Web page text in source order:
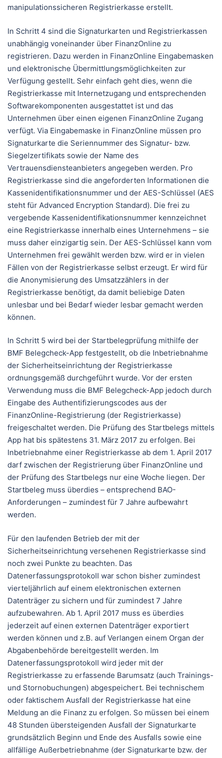
manipulationssicheren Registrierkasse erstellt.
In Schritt 4 sind die Signaturkarten und Registrierkassen
unabhängig voneinander über FinanzOnline zu
registrieren. Dazu werden in FinanzOnline Eingabemasken
und elektronische Übermittlungsmöglichkeiten zur
Verfügung gestellt. Sehr einfach geht dies, wenn die
Registrierkasse mit Internetzugang und entsprechenden
Softwarekomponenten ausgestattet ist und das
Unternehmen über einen eigenen FinanzOnline Zugang
verfügt. Via Eingabemaske in FinanzOnline müssen pro
Signaturkarte die Seriennummer des Signatur- bzw.
Siegelzertifikats sowie der Name des
Vertrauensdiensteanbieters angegeben werden. Pro
Registrierkasse sind die angeforderten Informationen die
Kassenidentifikationsnummer und der AES-Schlüssel (AES
steht für Advanced Encryption Standard). Die frei zu
vergebende Kassenidentifikationsnummer kennzeichnet
eine Registrierkasse innerhalb eines Unternehmens – sie
muss daher einzigartig sein. Der AES-Schlüssel kann vom
Unternehmen frei gewählt werden bzw. wird er in vielen
Fällen von der Registrierkasse selbst erzeugt. Er wird für
die Anonymisierung des Umsatzzählers in der
Registrierkasse benötigt, da damit beliebige Daten
unlesbar und bei Bedarf wieder lesbar gemacht werden
können.
In Schritt 5 wird bei der Startbelegprüfung mithilfe der
BMF Belegcheck-App festgestellt, ob die Inbetriebnahme
der Sicherheitseinrichtung der Registrierkasse
ordnungsgemäß durchgeführt wurde. Vor der ersten
Verwendung muss die BMF Belegcheck-App jedoch durch
Eingabe des Authentifizierungscodes aus der
FinanzOnline-Registrierung (der Registrierkasse)
freigeschaltet werden. Die Prüfung des Startbelegs mittels
App hat bis spätestens 31. März 2017 zu erfolgen. Bei
Inbetriebnahme einer Registrierkasse ab dem 1. April 2017
darf zwischen der Registrierung über FinanzOnline und
der Prüfung des Startbelegs nur eine Woche liegen. Der
Startbeleg muss überdies – entsprechend BAO-
Anforderungen – zumindest für 7 Jahre aufbewahrt
werden.
Für den laufenden Betrieb der mit der
Sicherheitseinrichtung versehenen Registrierkasse sind
noch zwei Punkte zu beachten. Das
Datenerfassungsprotokoll war schon bisher zumindest
vierteljährlich auf einem elektronischen externen
Datenträger zu sichern und für zumindest 7 Jahre
aufzubewahren. Ab 1. April 2017 muss es überdies
jederzeit auf einen externen Datenträger exportiert
werden können und z.B. auf Verlangen einem Organ der
Abgabenbehörde bereitgestellt werden. Im
Datenerfassungsprotokoll wird jeder mit der
Registrierkasse zu erfassende Barumsatz (auch Trainings-
und Stornobuchungen) abgespeichert. Bei technischem
oder faktischem Ausfall der Registrierkasse hat eine
Meldung an die Finanz zu erfolgen. So müssen bei einem
48 Stunden übersteigenden Ausfall der Signaturkarte
grundsätzlich Beginn und Ende des Ausfalls sowie eine
allfällige Außerbetriebnahme (der Signaturkarte bzw. der